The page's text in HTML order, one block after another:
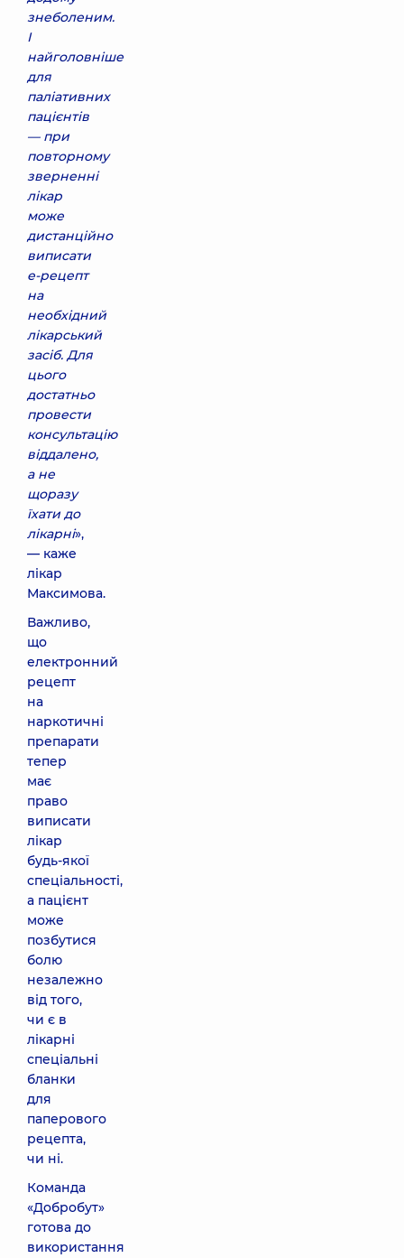
знеболеним.
І
найголовніше
для
паліативних
пацієнтів
— при
повторному
зверненні
лікар
може
дистанційно
виписати
е-рецепт
на
необхідний
лікарський
засіб. Для
цього
достатньо
провести
консультацію
віддалено,
а не
щоразу
їхати до
лікарні»,
— каже
лікар
Максимова.
Важливо,
що
електронний
рецепт
на
наркотичні
препарати
тепер
має
право
виписати
лікар
будь-якої
спеціальності,
а пацієнт
може
позбутися
болю
незалежно
від того,
чи є в
лікарні
спеціальні
бланки
для
паперового
рецепта,
чи ні.
Команда
«Добробут»
готова до
використання